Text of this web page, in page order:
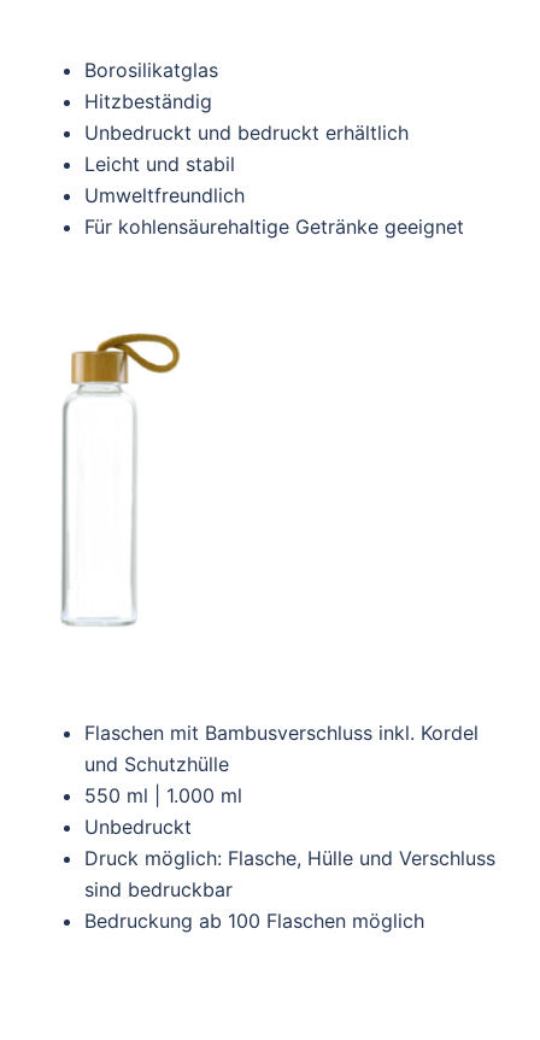
Borosilikatglas
Hitzbeständig
Unbedruckt und bedruckt erhältlich
Leicht und stabil
Umweltfreundlich
Für kohlensäurehaltige Getränke geeignet
Flaschen mit Bambusverschluss inkl. Kordel
und Schutzhülle
550 ml | 1.000 ml
Unbedruckt
Druck möglich: Flasche, Hülle und Verschluss
sind bedruckbar
Bedruckung ab 100 Flaschen möglich